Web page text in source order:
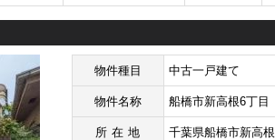
物件種目 中古一戸建て
物件名称 船橋市新高根6丁目
所在地 千葉県船橋市新高根